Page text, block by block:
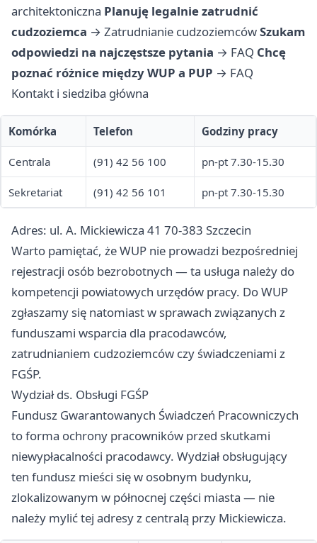
architektoniczna Planuję legalnie zatrudnić
cudzoziemca → Zatrudnianie cudzoziemcówSzukam
odpowiedzi na najczęstsze pytania → FAQ Chcę
poznać różnice między WUP a PUP → FAQ
Kontakt i siedziba główna
Komórka Telefon Godziny pracy
Centrala (91) 42 56 100 pn-pt 7.30-15.30
Sekretariat (91) 42 56 101 pn-pt 7.30-15.30
Adres: ul. A. Mickiewicza 41 70-383 Szczecin
Warto pamiętać, że WUP nie prowadzi bezpośredniej
rejestracji osób bezrobotnych — ta usługa należy do
kompetencji powiatowych urzędów pracy. Do WUP
zgłaszamy się natomiast w sprawach związanych z
funduszami wsparcia dla pracodawców,
zatrudnianiem cudzoziemców czy świadczeniami z
FGŚP.
Wydział ds. Obsługi FGŚP
Fundusz Gwarantowanych Świadczeń Pracowniczych
to forma ochrony pracowników przed skutkami
niewypłacalności pracodawcy. Wydział obsługujący
ten fundusz mieści się w osobnym budynku,
zlokalizowanym w północnej części miasta — nie
należy mylić tej adresy z centralą przy Mickiewicza.